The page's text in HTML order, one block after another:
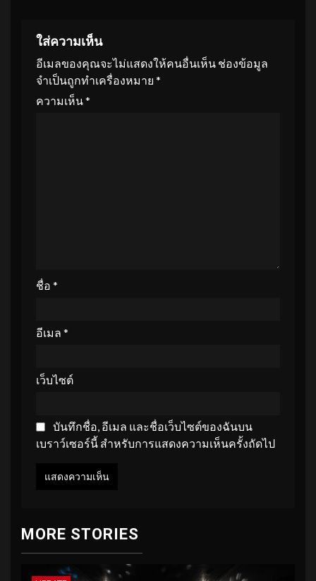
ใส่ความเห็น
อีเมลของคุณจะไม่แสดงให้คนอื่นเห็น ช่องข้อมูล
จำเป็นถูกทำเครื่องหมาย *
ความเห็น*
ชื่อ *
อีเมล *
เว็บไซต์
บันทึกชื่อ, อีเมล และชื่อเว็บไซต์ของฉันบน
เบราว์เซอร์นี้ สำหรับการแสดงความเห็นครั้งถัดไป
MORE STORIES